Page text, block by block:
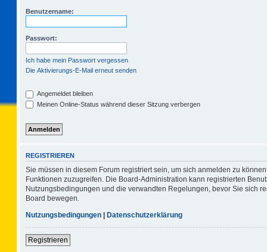
Benutzername:
Passwort:
Ich habe mein Passwort vergessen
Die Aktivierungs-E-Mail erneut senden
Angemeldet bleiben
Meinen Online-Status während dieser Sitzung verbergen
REGISTRIEREN
Sie müssen in diesem Forum registriert sein, um sich anmelden zu
Funktionen zuzugreifen. Die Board-Administration kann registrierten
Nutzungsbedingungen und die verwandten Regelungen, bevor Sie sich
Board bewegen.
Nutzungsbedingungen | Datenschutzerklärung
Registrieren